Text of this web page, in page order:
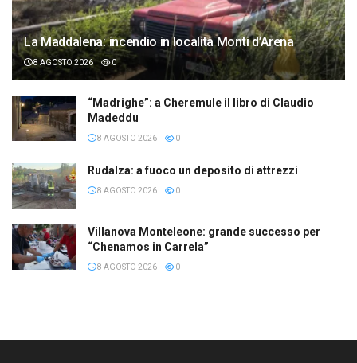
La Maddalena: incendio in località Monti d’Arena
8 AGOSTO 2026 0
“Madrighe”: a Cheremule il libro di Claudio
Madeddu
8 AGOSTO 2026 0
Rudalza: a fuoco un deposito di attrezzi
8 AGOSTO 2026 0
Villanova Monteleone: grande successo per
“Chenamos in Carrela”
8 AGOSTO 2026 0